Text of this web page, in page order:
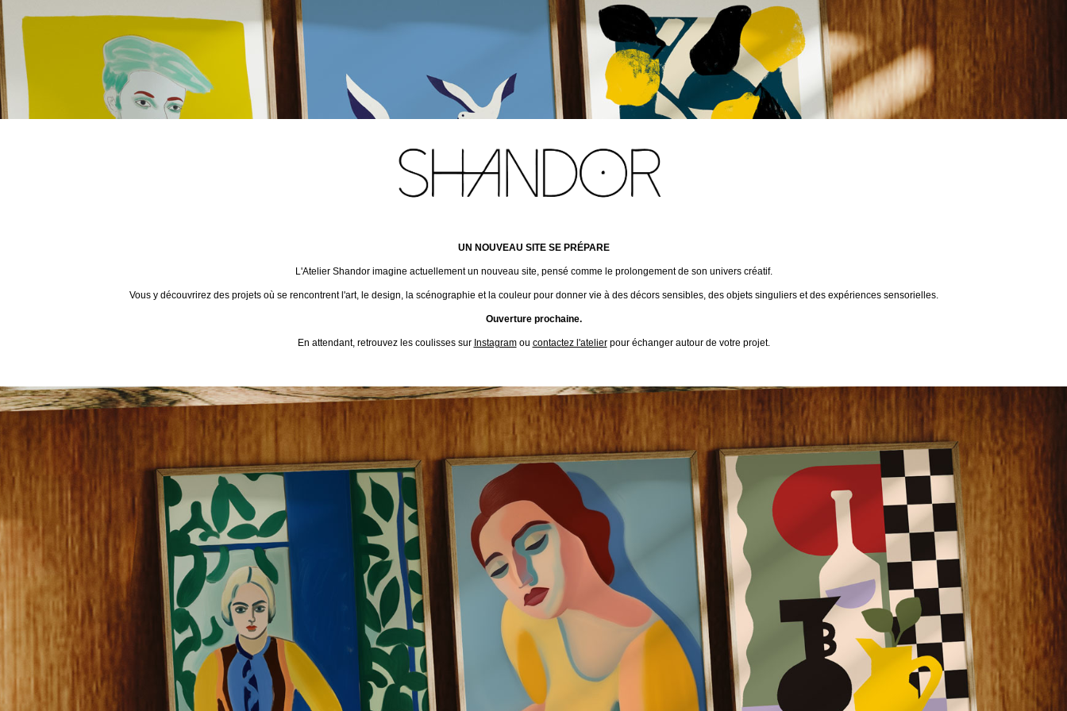
UN NOUVEAU SITE SE PRÉPARE
L'Atelier Shandor imagine actuellement un nouveau site, pensé comme le prolongement de son univers créatif.
Vous y découvrirez des projets où se rencontrent l'art, le design, la scénographie et la couleur pour donner vie à des décors sensibles, des objets singuliers et des expériences sensorielles.
Ouverture prochaine.
En attendant, retrouvez les coulisses sur Instagramou contactez l'atelierpour échanger autour de votre projet.